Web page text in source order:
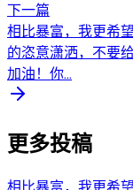
下一篇
相比暴富，我更希
的恣意潇洒，不要
加油！你...
更多投稿